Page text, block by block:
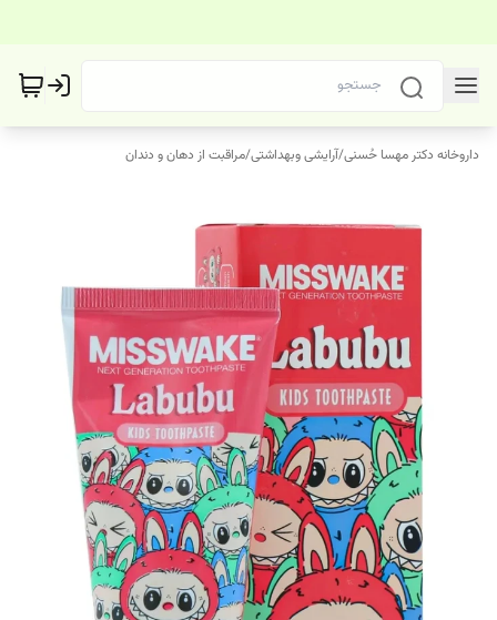
داروخانه دکتر مهسا حُسنی/آرایشی وبهداشتی/مراقبت از دهان و دندان